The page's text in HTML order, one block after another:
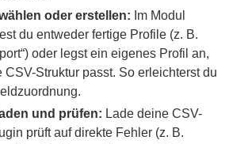
oder erstellen: Im Modul
du entweder fertige Profile (z. B.
oder legst ein eigenes Profil an,
CSV-Struktur passt. So erleichterst du
und prüfen: Lade deine CSV-
prüft auf direkte Fehler (z. B.